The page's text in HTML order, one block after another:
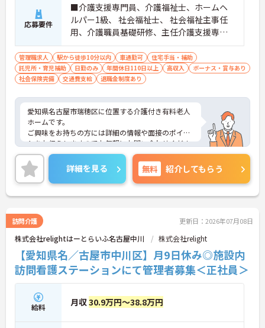
応募要件
■介護支援専門員、介護福祉士、ホームヘ
ルパー1級、 社会福祉士、 社会福祉主事任
用、介護職員基礎研修、主任介護支援専門
員、介護職員初任者研修(ヘルパー2級)、介
護福祉士実務者研修 ※いずれかお持ちの方
歓迎（無資格相談可能）
管理職求人 駅から徒歩10分以内 車通勤可
住宅手当・補助
託児所・育児補助
日勤のみ 年間休日110日以上 高収入
ボーナス・賞与あり
社会保険完備
交通費支給 退職金制度あり
愛知県名古屋市瑞穂区に位置する介護付き有料老人
ホームです。
ご興味をお持ちの方には詳細の情報や面接のポイン
トをお伝えしますのでお気軽にお問い合わせくださ
いませ。
詳細を見る 無料 紹介してもらう
訪問介護 更新日：2026年07月08日
株式会社relightはーとらいふ名古屋中川 株式会社relight
【愛知県名／古屋市中川区】月9日休み◎施設内
訪問看護ステーションにて管理者募集＜正社員＞
給料 月収30.9万円～38.8万円